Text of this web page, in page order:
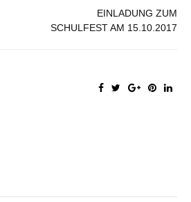
EINLADUNG ZUM
SCHULFEST AM 15.10.2017